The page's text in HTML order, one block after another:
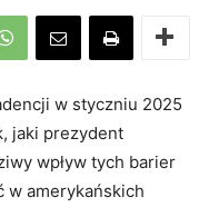
w styczniu 2025
jaki prezydent
wpływ tych barier
w amerykańskich